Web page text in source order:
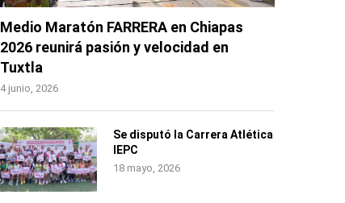
Medio Maratón FARRERA en Chiapas
2026 reunirá pasión y velocidad en
Tuxtla
4 junio, 2026
Se disputó la Carrera Atlética
IEPC
18 mayo, 2026